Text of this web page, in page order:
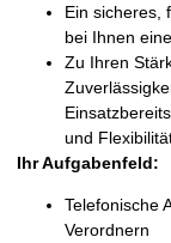
Ein sicheres,
bei Ihnen
Zu Ihren
und
Ihr Aufgabenfeld:
Telefonische
Verordnern